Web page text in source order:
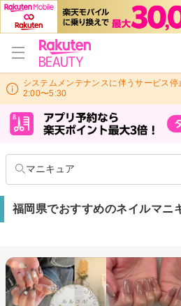
システムメンテナンスに伴うサービス
2:00〜5:30
マニキュア
福岡県でおすすめのネイルマニ